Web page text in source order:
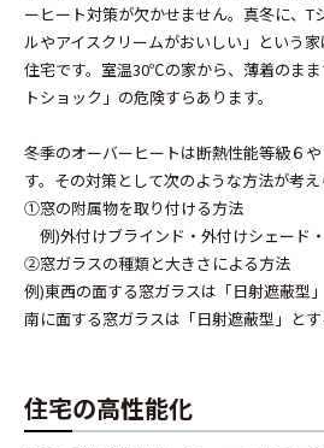
ーヒート対策が欠かせません。真冬に、T
ルやアイスクリームがおいしい」という
住宅です。室温30℃の家から、薄着のま
トショック」の危険すらあります。
冬季のオーバーヒートは断熱性能等級６
す。その対策として次のような方法が考え
①窓の附属物を取り付ける方法
例)外付けブラインド・外付けシェード
②窓ガラスの種類と大きさによる方法
例)東西の面する窓ガラスは「日射遮蔽型
南に面する窓ガラスは「日射遮蔽型」とす
住宅の高性能化